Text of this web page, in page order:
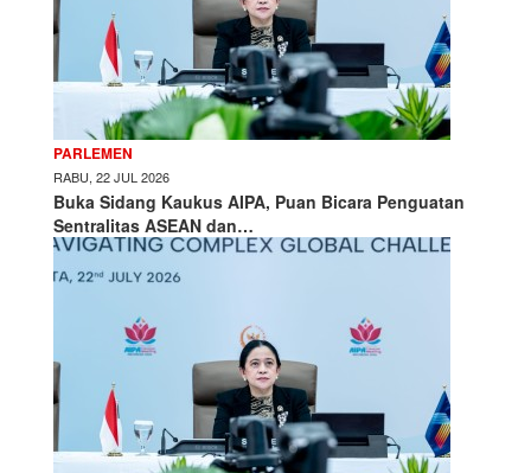
PARLEMEN
RABU, 22 JUL 2026
Buka Sidang Kaukus AIPA, Puan Bicara Penguatan
Sentralitas ASEAN dan…